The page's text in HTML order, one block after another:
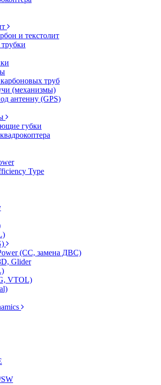
и текстолит
труб
(механизмы)
антенну (GPS)
губки
Type
(CC, замена ДВС)
Glider
VTOL)